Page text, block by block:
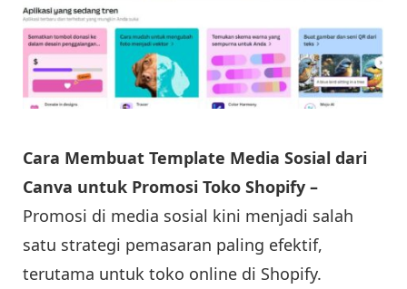
Cara Membuat Template Media Sosial dari
Canva untuk Promosi Toko Shopify –
Promosi di media sosial kini menjadi salah
satu strategi pemasaran paling efektif,
terutama untuk toko online di Shopify.